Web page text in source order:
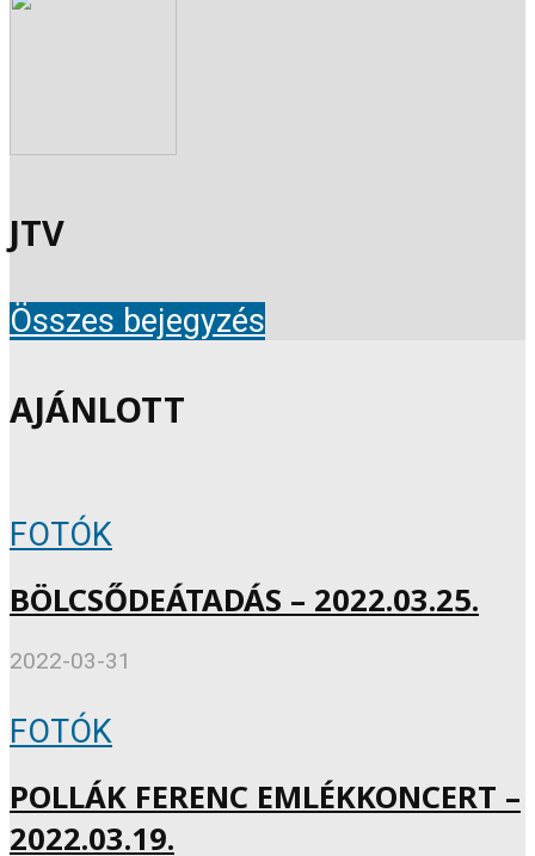
JTV
Összes bejegyzés
AJÁNLOTT
FOTÓK
BÖLCSŐDEÁTADÁS – 2022.03.25.
2022-03-31
FOTÓK
POLLÁK FERENC EMLÉKKONCERT –
2022.03.19.